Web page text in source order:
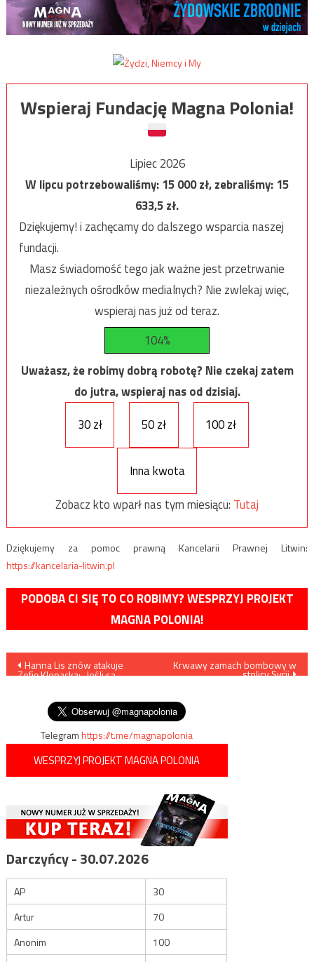
Wspieraj Fundację Magna Polonia!
Lipiec 2026
W lipcu potrzebowaliśmy:15 000zł, zebraliśmy:15
633,5zł.
Dziękujemy! i zachęcamy do dalszego wsparcia naszej
fundacji.
Masz świadomość tego jak ważne jest przetrwanie
niezależnych ośrodków medialnych? Nie zwlekaj więc,
wspieraj nas już od teraz.
104%
Uważasz, że robimy dobrą robotę? Nie czekaj zatem
do jutra, wspieraj nas od dzisiaj.
30 zł
50 zł 100 zł
Inna kwota
Zobacz kto wparł nas tym miesiącu: Tutaj
Dziękujemy za pomoc prawną Kancelarii Prawnej Litwin:
https://kancelaria-litwin.pl
PODOBA CI SIĘ TO CO ROBIMY? WESPRZYJ PROJEKT
MAGNA POLONIA!
Nawigacja
wpisu
Hanna Lis znów atakuje
Zofię Klepacką: „Jeśli są
Krwawy zamach bombowy w
stolicy Syrii
Telegramhttps://t.me/magnapolonia
WESPRZYJ PROJEKT MAGNA POLONIA
Darczyńcy - 30.07.2026
AP
30
Artur
70
Anonim
100